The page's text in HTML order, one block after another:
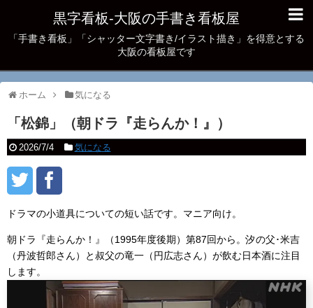
黒字看板‐大阪の手書き看板屋
「手書き看板」「シャッター文字書き/イラスト描き」を得意とする
大阪の看板屋です
ホーム 気になる
「松錦」（朝ドラ『走らんか！』）
2026/7/4 気になる
ドラマの小道具についての短い話です。マニア向け。
朝ドラ『走らんか！』（1995年度後期）第87回から。汐の父･米吉
（丹波哲郎さん）と叔父の竜一（円広志さん）が飲む日本酒に注目
します。